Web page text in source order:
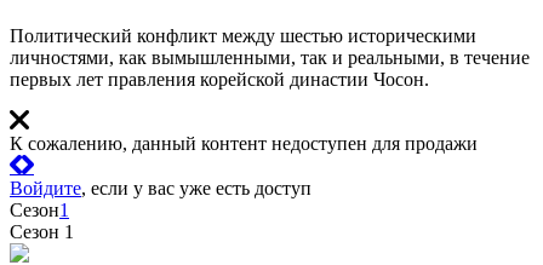
Политический конфликт между шестью историческими
личностями, как вымышленными, так и реальными, в течение
первых лет правления корейской династии Чосон.
К сожалению, данный контент недоступен для продажи
Войдите, если у вас уже есть доступ
Сезон1
Сезон 1